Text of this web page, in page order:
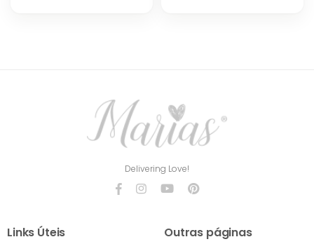
Delivering Love!
Links Úteis Outras páginas